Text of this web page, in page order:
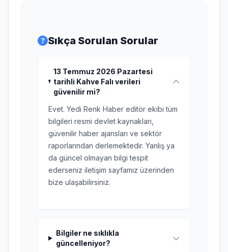
Sıkça Sorulan Sorular
13 Temmuz 2026 Pazartesi
tarihli Kahve Falı verileri
güvenilir mi?
Evet. Yedi Renk Haber editör ekibi tüm
bilgileri resmi devlet kaynakları,
güvenilir haber ajansları ve sektör
raporlarından derlemektedir. Yanlış ya
da güncel olmayan bilgi tespit
ederseniz iletişim sayfamız üzerinden
bize ulaşabilirsiniz.
Bilgiler ne sıklıkla
güncelleniyor?